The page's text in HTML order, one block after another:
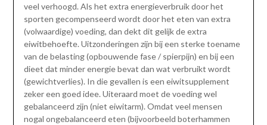
veel verhoogd. Als het extra energieverbruik door het
sporten gecompenseerd wordt door het eten van extra
(volwaardige) voeding, dan dekt dit gelijk de extra
eiwitbehoefte. Uitzonderingen zijn bij een sterke toename
van de belasting (opbouwende fase / spierpijn) en bij een
dieet dat minder energie bevat dan wat verbruikt wordt
(gewichtverlies). In die gevallen is een eiwitsupplement
zeker een goed idee. Uiteraard moet de voeding wel
gebalanceerd zijn (niet eiwitarm). Omdat veel mensen
nogal ongebalanceerd eten (bijvoorbeeld boterhammen